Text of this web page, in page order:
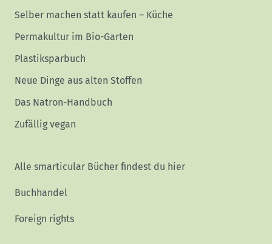
Selber machen statt kaufen – Küche
Permakultur im Bio-Garten
Plastiksparbuch
Neue Dinge aus alten Stoffen
Das Natron-Handbuch
Zufällig vegan
Alle smarticular Bücher findest du hier
Buchhandel
Foreign rights